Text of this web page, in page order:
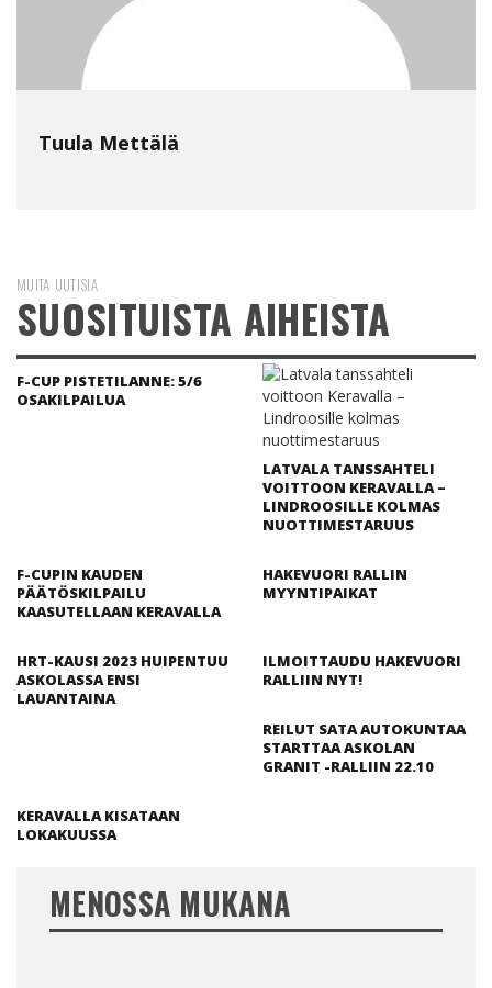
Tuula Mettälä
MUITA UUTISIA
SUOSITUISTA AIHEISTA
F-CUP PISTETILANNE: 5/6
OSAKILPAILUA
LATVALA TANSSAHTELI
VOITTOON KERAVALLA –
LINDROOSILLE KOLMAS
NUOTTIMESTARUUS
F-CUPIN KAUDEN
PÄÄTÖSKILPAILU
KAASUTELLAAN KERAVALLA
HAKEVUORI RALLIN
MYYNTIPAIKAT
HRT-KAUSI 2023 HUIPENTUU
ASKOLASSA ENSI
LAUANTAINA
ILMOITTAUDU HAKEVUORI
RALLIIN NYT!
REILUT SATA AUTOKUNTAA
STARTTAA ASKOLAN
GRANIT -RALLIIN 22.10
KERAVALLA KISATAAN
LOKAKUUSSA
MENOSSA MUKANA